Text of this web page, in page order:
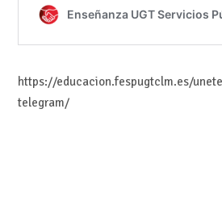
https://educacion.fespugtclm.es/
telegram/